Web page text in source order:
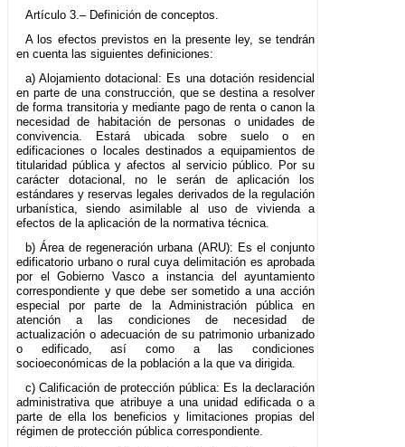
Artículo 3.– Definición de conceptos.
A los efectos previstos en la presente ley, se tendrán
en cuenta las siguientes definiciones:
a) Alojamiento dotacional: Es una dotación residencial
en parte de una construcción, que se destina a resolver
de forma transitoria y mediante pago de renta o canon la
necesidad de habitación de personas o unidades de
convivencia. Estará ubicada sobre suelo o en
edificaciones o locales destinados a equipamientos de
titularidad pública y afectos al servicio público. Por su
carácter dotacional, no le serán de aplicación los
estándares y reservas legales derivados de la regulación
urbanística, siendo asimilable al uso de vivienda a
efectos de la aplicación de la normativa técnica.
b) Área de regeneración urbana (ARU): Es el conjunto
edificatorio urbano o rural cuya delimitación es aprobada
por el Gobierno Vasco a instancia del ayuntamiento
correspondiente y que debe ser sometido a una acción
especial por parte de la Administración pública en
atención a las condiciones de necesidad de
actualización o adecuación de su patrimonio urbanizado
o edificado, así como a las condiciones
socioeconómicas de la población a la que va dirigida.
c) Calificación de protección pública: Es la declaración
administrativa que atribuye a una unidad edificada o a
parte de ella los beneficios y limitaciones propias del
régimen de protección pública correspondiente.